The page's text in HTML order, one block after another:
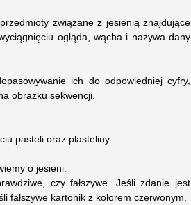
związane z jesienią znajdujące
ogląda, wącha i nazywa dany
ich do odpowiedniej cyfry,
obrazku sekwencji.
pasteli oraz plasteliny.
o jesieni.
czy fałszywe. Jeśli zdanie jest
fałszywe kartonik z kolorem czerwonym.